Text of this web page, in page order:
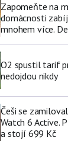
Zapomeňte na
domácnosti
mnohem více.
O2 spustil tarif
nedojdou nikdy
Češi se
Watch 6 Active.
a stojí 699 Kč